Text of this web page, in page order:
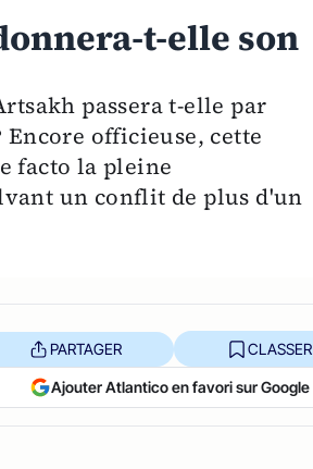
t-elle son
passera t-elle par
officieuse, cette
facto la pleine
un conflit de plus d'un
PARTAGER CLASSER
Ajouter Atlantico en favori sur Google